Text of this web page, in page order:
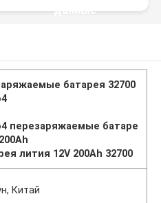
данные
батарея 32700
перезаряжаемые батаре
лития 12V 200Ah 32700
Китай